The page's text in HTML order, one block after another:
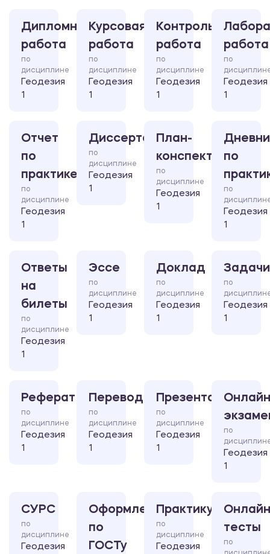
Дипломная
работа
по
дисциплине
Геодезия
1
Курсовая
работа
по
дисциплине
Геодезия
1
Контрольная
работа
по
дисциплине
Геодезия
1
работа
по
Геодезия
1
Отчет
по
практике
по
дисциплине
Геодезия
1
Диссертация
по
дисциплине
Геодезия
1
План-
конспект
по
дисциплине
Геодезия
1
по
по
Геодезия
1
Ответы
на
билеты
по
дисциплине
Геодезия
1
Эссе
по
дисциплине
Геодезия
1
Доклад
по
дисциплине
Геодезия
1
Задачи
по
Геодезия
1
Реферат
по
дисциплине
Геодезия
1
Перевод
по
дисциплине
Геодезия
1
Презентация
по
дисциплине
Геодезия
1
по
Геодезия
1
СУРС
по
дисциплине
Геодезия
Оформление
по
ГОСТу
Практикум
по
дисциплине
Геодезия
тесты
по